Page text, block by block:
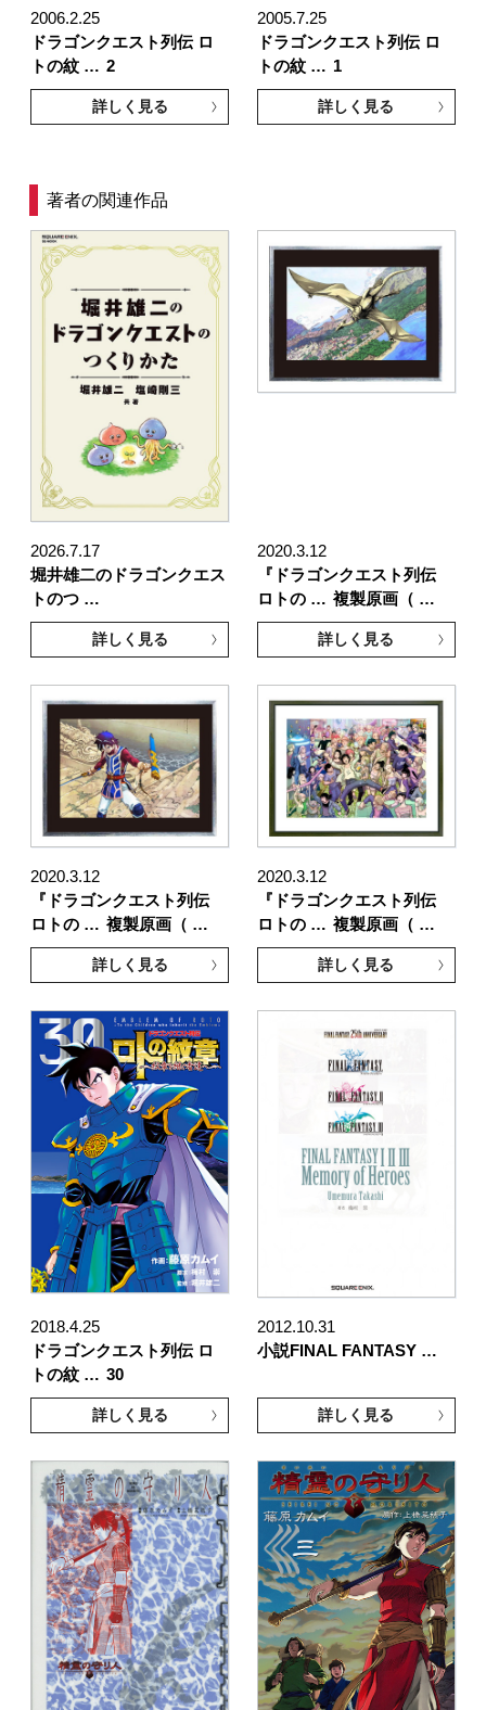
2006.2.25
ドラゴンクエスト列伝 ロ
トの紋 … 2
詳しく見る
2005.7.25
ドラゴンクエスト列伝 ロ
トの紋 … 1
詳しく見る
著者の関連作品
2026.7.17
堀井雄二のドラゴンクエス
トのつ …
詳しく見る
2020.3.12
『ドラゴンクエスト列伝
ロトの … 複製原画（ …
詳しく見る
2020.3.12
『ドラゴンクエスト列伝
ロトの … 複製原画（ …
詳しく見る
2020.3.12
『ドラゴンクエスト列伝
ロトの … 複製原画（ …
詳しく見る
2018.4.25
ドラゴンクエスト列伝 ロ
トの紋 … 30
詳しく見る
2012.10.31
小説FINAL FANTASY …
詳しく見る